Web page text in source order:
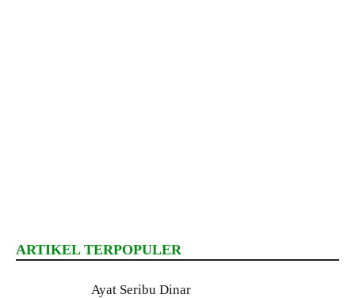
ARTIKEL TERPOPULER
Ayat Seribu Dinar